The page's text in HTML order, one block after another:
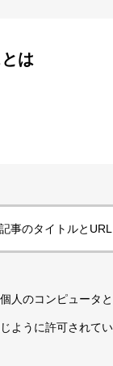
は
事のタイトルと
人のコンピュータ
ように許可されて